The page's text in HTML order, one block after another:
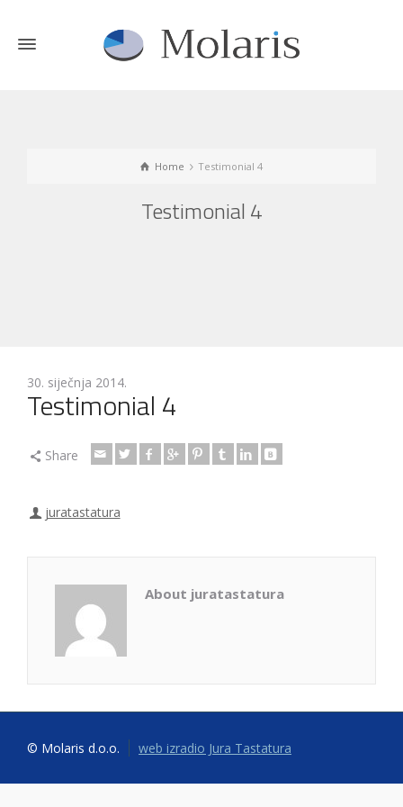
Home Testimonial 4
Testimonial 4
30. siječnja 2014.
Testimonial 4
Share
juratastatura
About juratastatura
© Molaris d.o.o. web izradio Jura Tastatura